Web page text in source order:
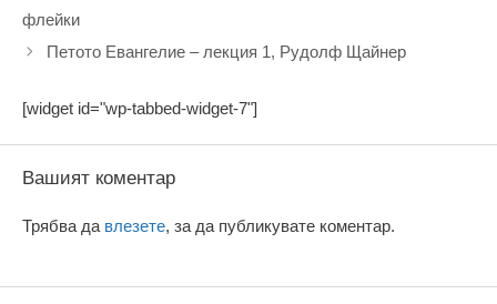
флейки
Петото Евангелие – лекция 1, Рудолф Щайнер
[widget id="wp-tabbed-widget-7"]
Вашият коментар
Трябва да влезете, за да публикувате коментар.